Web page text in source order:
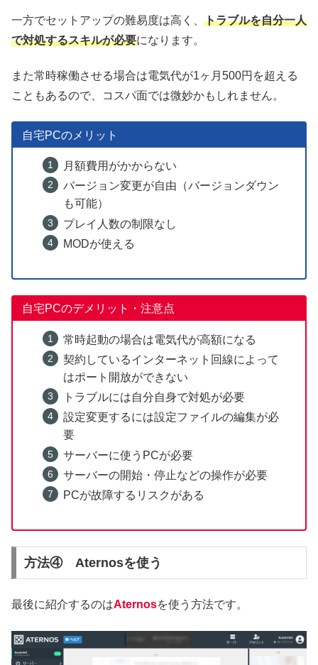
一方でセットアップの難易度は高く、 トラブルを自分一人
で対処するスキルが必要になります。
また常時稼働させる場合は電気代が1ヶ月500円を超える
こともあるので、コスパ面では微妙かもしれません。
自宅PCのメリット
月額費用がかからない
バージョン変更が自由（バージョンダウン
も可能）
プレイ人数の制限なし
MODが使える
自宅PCのデメリット・注意点
常時起動の場合は電気代が高額になる
契約しているインターネット回線によって
はポート開放ができない
トラブルには自分自身で対処が必要
設定変更するには設定ファイルの編集が必
要
サーバーに使うPCが必要
サーバーの開始・停止などの操作が必要
PCが故障するリスクがある
方法④ Aternosを使う
最後に紹介するのはAternosを使う方法です。